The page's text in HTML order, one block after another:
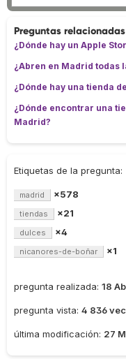
Preguntas relacionadas
¿Dónde hay un Apple
¿Abren en Madrid todas
¿Dónde hay una tienda
¿Dónde encontrar una
Madrid?
Etiquetas de la pregunta:
madrid ×578
tiendas ×21
dulces ×4
nicanores-de-boñar ×1
pregunta realizada: 18
pregunta vista: 4 836
última modificación: 27